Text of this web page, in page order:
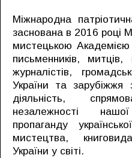
Міжнародна
заснована в 2016 році
мистецькою Академією
письменників, митців,
журналістів,
України та зарубіжжя
діяльність,
незалежності
пропаганду
мистецтва,
України у світі.